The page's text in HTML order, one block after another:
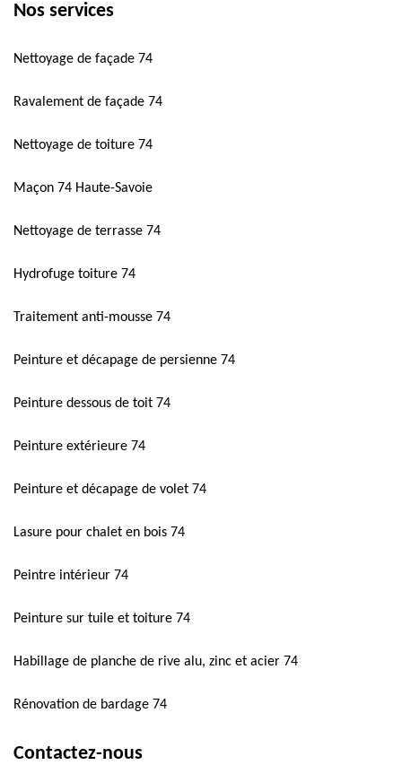
Nos services
Nettoyage de façade 74
Ravalement de façade 74
Nettoyage de toiture 74
Maçon 74 Haute-Savoie
Nettoyage de terrasse 74
Hydrofuge toiture 74
Traitement anti-mousse 74
Peinture et décapage de persienne 74
Peinture dessous de toit 74
Peinture extérieure 74
Peinture et décapage de volet 74
Lasure pour chalet en bois 74
Peintre intérieur 74
Peinture sur tuile et toiture 74
Habillage de planche de rive alu, zinc et acier 74
Rénovation de bardage 74
Contactez-nous